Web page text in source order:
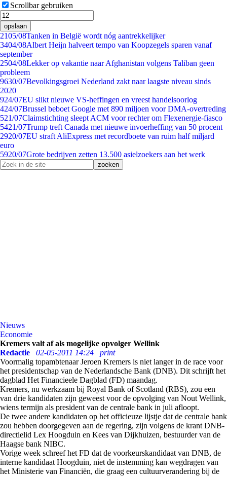
Scrollbar gebruiken
opslaan
2105/08Tanken in België wordt nóg aantrekkelijker
3404/08Albert Heijn halveert tempo van Koopzegels sparen vanaf
september
2504/08Lekker op vakantie naar Afghanistan volgens Taliban geen
probleem
9630/07Bevolkingsgroei Nederland zakt naar laagste niveau sinds
2020
924/07EU slikt nieuwe VS-heffingen en vreest handelsoorlog
424/07Brussel beboet Google met 890 miljoen voor DMA-overtreding
521/07Claimstichting sleept ACM voor rechter om Flexenergie-fiasco
5421/07Trump treft Canada met nieuwe invoerheffing van 50 procent
2920/07EU straft AliExpress met recordboete van ruim half miljard
euro
5920/07Grote bedrijven zetten 13.500 asielzoekers aan het werk
Nieuws
Economie
Kremers valt af als mogelijke opvolger Wellink
Redactie
02-05-2011 14:24
print
Voormalig topambtenaar Jeroen Kremers is niet langer in de race voor
het presidentschap van de Nederlandsche Bank (DNB). Dit schrijft het
dagblad Het Financieele Dagblad (FD) maandag.
Kremers, nu werkzaam bij Royal Bank of Scotland (RBS), zou een
van drie kandidaten zijn geweest voor de opvolging van Nout Wellink,
wiens termijn als president van de centrale bank in juli afloopt.
De twee andere kandidaten op het officieuze lijstje dat de centrale bank
zou hebben doorgegeven aan de regering, zijn volgens de krant DNB-
directielid Lex Hoogduin en Kees van Dijkhuizen, bestuurder van de
Haagse bank NIBC.
Vorige week schreef het FD dat de voorkeurskandidaat van DNB, de
interne kandidaat Hoogduin, niet de instemming kan wegdragen van
het Ministerie van Financiën, die graag een cultuurverandering bij de